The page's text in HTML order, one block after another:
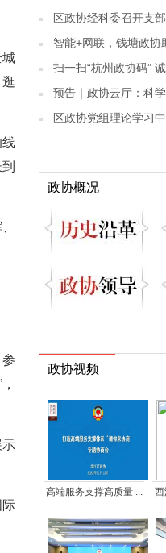
城
线
示
际
区政协经科委召开支
智能+网联，钱塘政协
扫一扫“杭州政协码” 诚
预告｜政协云厅：科
区政协党组理论学习
政协概况
政协视频
高端服务支撑高质量 ... 西